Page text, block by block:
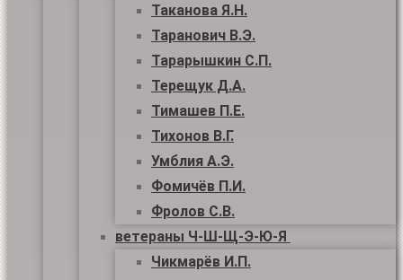
Таканова Я.Н.
Таранович В.Э.
Тарарышкин С.П.
Терещук Д.А.
Тимашев П.Е.
Тихонов В.Г.
Умблия А.Э.
Фомичёв П.И.
Фролов С.В.
ветераны Ч-Ш-Щ-Э-Ю-Я
Чикмарёв И.П.